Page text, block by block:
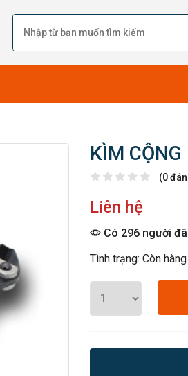
KÌM
(0
Liên hệ
Có 296 người
Tình trạng: Còn hàng